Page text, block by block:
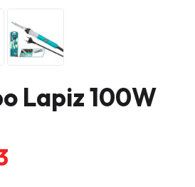
Lapiz 100W